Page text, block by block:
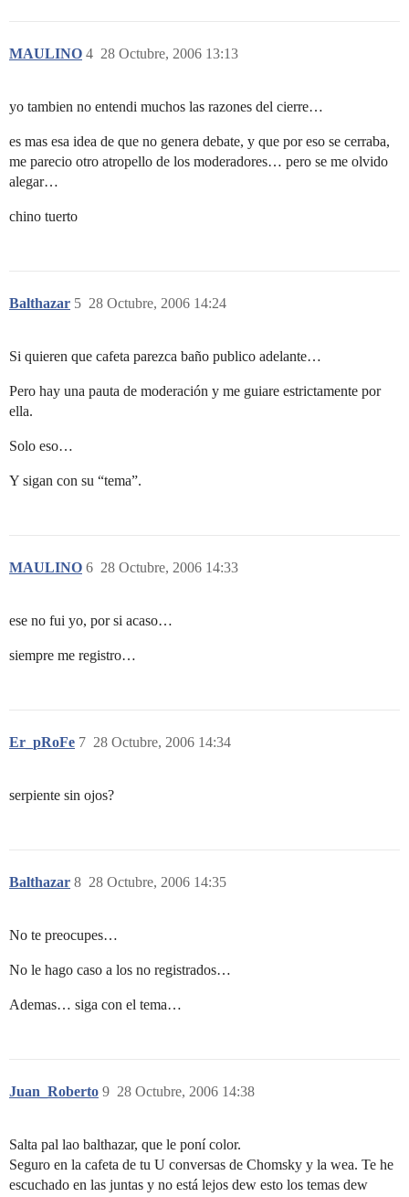
MAULINO 28 Octubre, 2006 13:13
4
yo tambien no entendi muchos las razones del cierre…
es mas esa idea de que no genera debate, y que por eso se cerraba,
me parecio otro atropello de los moderadores… pero se me olvido
alegar…
chino tuerto
Balthazar 28 Octubre, 2006 14:24
5
Si quieren que cafeta parezca baño publico adelante…
Pero hay una pauta de moderación y me guiare estrictamente por
ella.
Solo eso…
Y sigan con su “tema”.
MAULINO 28 Octubre, 2006 14:33
6
ese no fui yo, por si acaso…
siempre me registro…
Er_pRoFe 28 Octubre, 2006 14:34
7
serpiente sin ojos?
Balthazar 28 Octubre, 2006 14:35
8
No te preocupes…
No le hago caso a los no registrados…
Ademas… siga con el tema…
Juan_Roberto 28 Octubre, 2006 14:38
9
Salta pal lao balthazar, que le poní color.
Seguro en la cafeta de tu U conversas de Chomsky y la wea. Te he
escuchado en las juntas y no está lejos dew esto los temas dew